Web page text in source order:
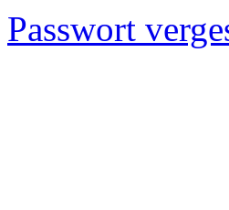
Passwort